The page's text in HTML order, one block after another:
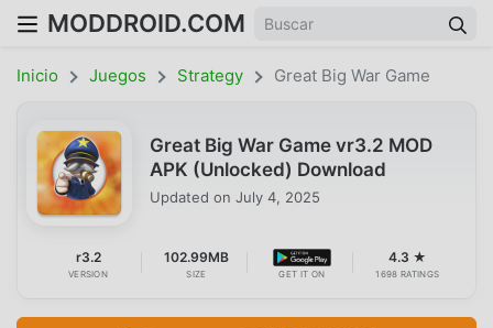
MODDROID.COM
Inicio Juegos Strategy Great Big War Game
Great Big War Game vr3.2 MOD
APK (Unlocked) Download
Updated on July 4, 2025
r3.2
VERSION
102.99MB
SIZE GET IT ON
4.3 ★
1698 RATINGS